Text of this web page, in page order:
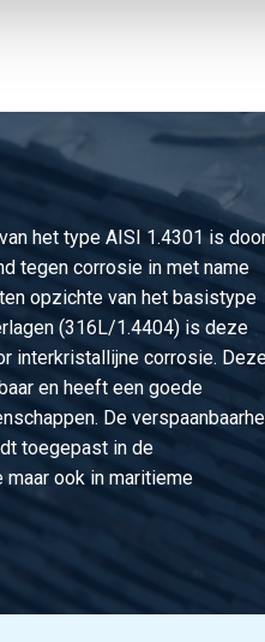
BSP 1/2In L=180
BSP 1/2In L=250
BSP 1/2In L=30
BSP 3/4In L=120
BSP 3/4In L=250
BSP 3/4In L=300
BSP 1In L=120
BSP 1In L=140
het type AISI 1.4301 is
tegen corrosie in met name
opzichte van het basistype
(316L/1.4404) is deze
interkristallijne corrosie.
en heeft een goede
De
toegepast in de
ook in maritieme